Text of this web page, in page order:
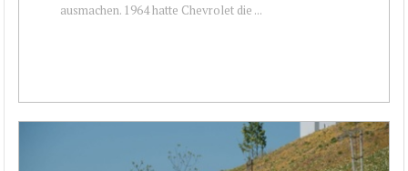
ausmachen. 1964 hatte Chevrolet die ...